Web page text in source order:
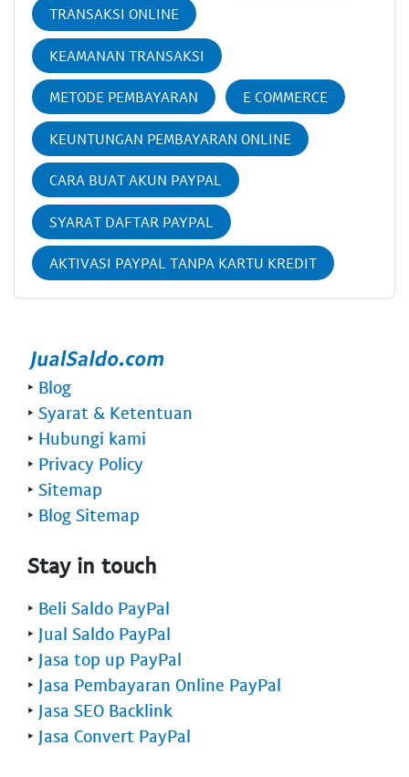
TRANSAKSI ONLINE
KEAMANAN TRANSAKSI
METODE PEMBAYARAN E COMMERCE
KEUNTUNGAN PEMBAYARAN ONLINE
CARA BUAT AKUN PAYPAL
SYARAT DAFTAR PAYPAL
AKTIVASI PAYPAL TANPA KARTU KREDIT
‣ Blog
‣ Syarat & Ketentuan
‣ Hubungi kami
‣ Privacy Policy
‣ Sitemap
‣ Blog Sitemap
Stay in touch
‣ Beli Saldo PayPal
‣ Jual Saldo PayPal
‣ Jasa top up PayPal
‣ Jasa Pembayaran Online PayPal
‣ Jasa SEO Backlink
‣ Jasa Convert PayPal